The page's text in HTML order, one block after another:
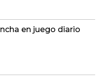
en juego diario